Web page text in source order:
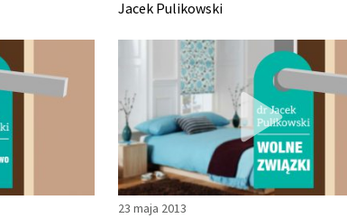
Jacek Pulikowski
23 maja 2013